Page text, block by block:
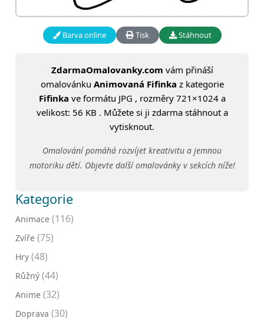
Barva online Tisk Stáhnout
ZdarmaOmalovanky.com vám přináší
omalovánku Animovaná Fifinka z kategorie
Fifinka ve formátu JPG , rozměry 721×1024 a
velikost: 56 KB . Můžete si ji zdarma stáhnout a
vytisknout.
Omalování pomáhá rozvíjet kreativitu a jemnou
motoriku dětí. Objevte další omalovánky v sekcích níže!
Kategorie
Animace (116)
Zvíře (75)
Hry (48)
Růžný (44)
Anime (32)
Doprava (30)